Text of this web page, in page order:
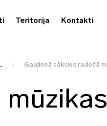
Teritorija Kontakti
Gaujienā sāksies radošā